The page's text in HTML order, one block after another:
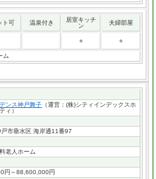
ト可 温泉付き
居室キッチ
ン
夫婦部屋
○ ○
ム
ンス神戸舞子 （運営：(株)シティインデックスホ
ィ）
戸市垂水区 海岸通11番97
老人ホーム
円～88,600,000円